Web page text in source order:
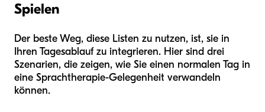
Spielen
Der beste Weg, diese Listen zu nutzen, ist, sie in
Ihren Tagesablauf zu integrieren. Hier sind drei
Szenarien, die zeigen, wie Sie einen normalen Tag in
eine Sprachtherapie-Gelegenheit verwandeln
können.